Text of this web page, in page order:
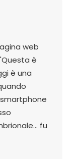
web
è
è una
smartphone
fu